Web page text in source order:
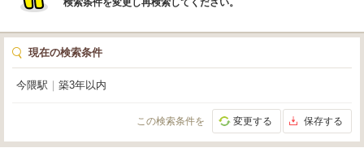
検索条件を変更し再検索してください。
現在の検索条件
今隈駅 築3年以内
この検索条件を 変更する 保存する